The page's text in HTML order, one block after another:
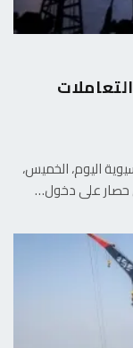
اليوم، الخميس،
حصار على دخول…